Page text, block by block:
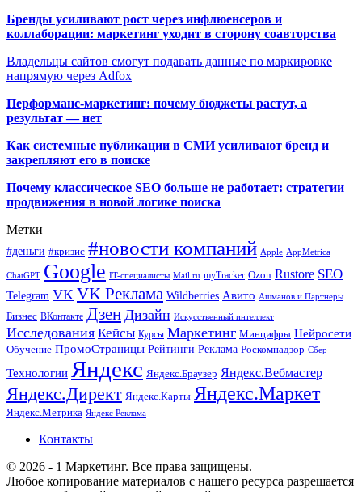
Бренды усиливают рост через инфлюенсеров и
коллаборации: маркетинг уходит в сторону соавторства
Владельцы сайтов смогут подавать данные по маркировке
напрямую через Adfox
Перформанс-маркетинг: почему бюджеты растут, а
результат — нет
Как системные публикации в СМИ усиливают бренд и
закрепляют его в поиске
Почему классическое SEO больше не работает: стратегии
продвижения в новой логике поиска
Метки
#деньги #кризис #новости компаний Apple AppMetrica
ChatGPT Google IT-специалисты Mail.ru myTracker Ozon Rustore SEO
Telegram VK VK Реклама Wildberries Авито Ашманов и Партнеры
Бизнес ВКонтакте Дзен Дизайн Искусственный интеллект
Исследования Кейсы Курсы Маркетинг Минцифры Нейросети
Обучение ПромоСтраницы Рейтинги Реклама Роскомнадзор Сбер
Технологии Яндекс Яндекс.Браузер Яндекс.Вебмастер
Яндекс.Директ Яндекс.Карты Яндекс.Маркет
Яндекс.Метрика Яндекс Реклама
Контакты
© 2026 - 1 Маркетинг. Все права защищены.
Любое копирование материалов с нашего ресурса разрешается